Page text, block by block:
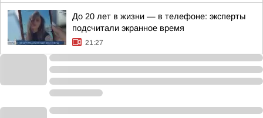
До 20 лет в жизни — в телефоне: эксперты
подсчитали экранное время
21:27